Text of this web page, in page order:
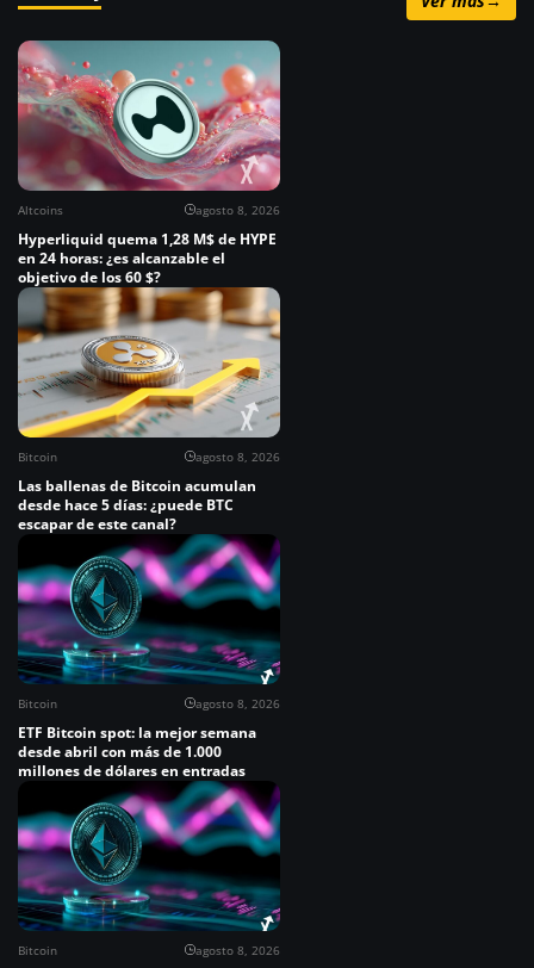
Altcoins agosto 8, 2026
Hyperliquid quema 1,28 M$ de HYPE
en 24 horas: ¿es alcanzable el
objetivo de los 60 $?
Bitcoin agosto 8, 2026
Las ballenas de Bitcoin acumulan
desde hace 5 días: ¿puede BTC
escapar de este canal?
Bitcoin agosto 8, 2026
ETF Bitcoin spot: la mejor semana
desde abril con más de 1.000
millones de dólares en entradas
Bitcoin agosto 8, 2026